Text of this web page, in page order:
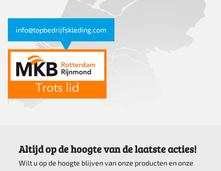
info@topbedrijfskleding.com
Altijd op de hoogte van de laatste acties!
Wilt u op de hoogte blijven van onze producten en onze